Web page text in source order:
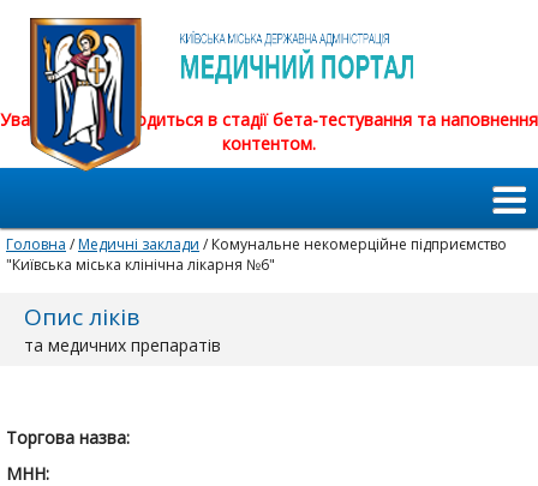
Увага! Сайт знаходиться в стадії бета-тестування та наповнення
контентом.
Головна /Медичні заклади / Комунальне некомерційне підприємство
"Київська міська клінічна лікарня №6"
Опис ліків
та медичних препаратів
Торгова назва:
МНН: